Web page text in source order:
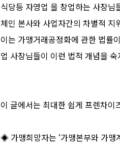
식당등 자영업 을 창업하는 사장
체인 본사와 사업자간의 차별적
이는 가맹거래공정화에 관한 법률
업 사장님들이 이런 법적 개념을
이 글에서는 최대한 쉽게 프렌차
◈ 가맹희망자는 ‘가맹본부와 가맹